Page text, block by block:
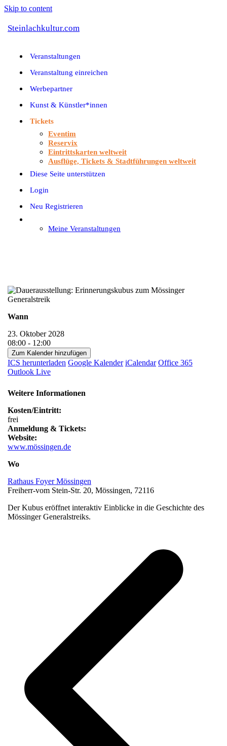
Skip to content
Steinlachkultur.com
Veranstaltungen
Veranstaltung einreichen
Werbepartner
Kunst & Künstler*innen
Tickets
Eventim
Reservix
Eintrittskarten weltweit
Ausflüge, Tickets & Stadtführungen weltweit
Diese Seite unterstützen
Login
Neu Registrieren
Meine Veranstaltungen
Wann
23. Oktober 2028
08:00 - 12:00
Zum Kalender hinzufügen
ICS herunterladen Google Kalender iCalendar Office 365
Outlook Live
Weitere Informationen
Kosten/Eintritt:
frei
Anmeldung & Tickets:
Website:
www.mössingen.de
Wo
Rathaus Foyer Mössingen
Freiherr-vom Stein-Str. 20, Mössingen, 72116
Der Kubus eröffnet interaktiv Einblicke in die Geschichte des
Mössinger Generalstreiks.